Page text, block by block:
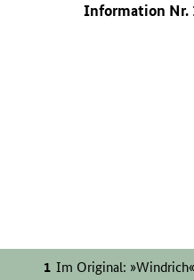
Information Nr.
Im Original: